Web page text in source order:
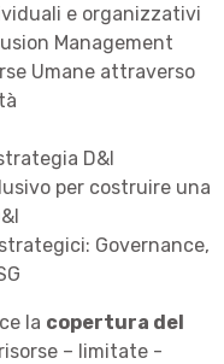
e organizzativi
Management
Umane attraverso
D&I
per costruire una
Governance,
la copertura del
– limitate -